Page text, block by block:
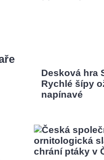
Desková hra
Rychlé šípy
napínavé